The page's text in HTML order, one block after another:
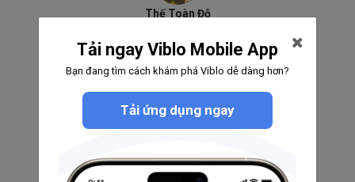
Thế Toàn Đỗ
Theo dõi
0 0 0
Tải ngay Viblo Mobile App
Bạn đang tìm cách khám phá Viblo dễ dàng hơn?
Tải ứng dụng ngay